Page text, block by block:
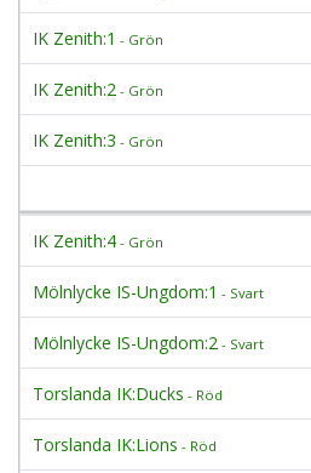
IK Zenith:1 - Grön
IK Zenith:2 - Grön
IK Zenith:3 - Grön
IK Zenith:4 - Grön
Mölnlycke IS-Ungdom:1 - Svart
Mölnlycke IS-Ungdom:2 - Svart
Torslanda IK:Ducks - Röd
Torslanda IK:Lions - Röd